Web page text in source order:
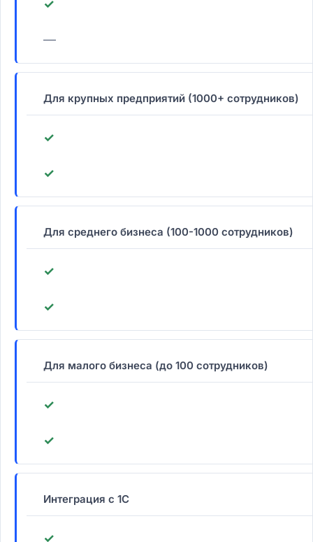
✓
—
Для крупных предприятий (1000+ сотрудников)
✓
✓
Для среднего бизнеса (100-1000 сотрудников)
✓
✓
Для малого бизнеса (до 100 сотрудников)
✓
✓
Интеграция с 1С
✓